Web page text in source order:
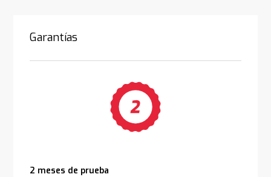
Garantías
2 meses de prueba